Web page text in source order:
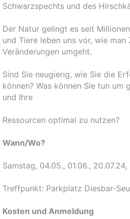
Schwarzspechts und des
Der Natur gelingt es seit
und Tiere leben uns vor, wie
Veränderungen umgeht.
Sind Sie neugierig, wie Sie die
können? Was können Sie tun um
und Ihre
Ressourcen optimal zu nutzen?
Wann/Wo?
Samstag, 04.05., 01.06.,
Treffpunkt: Parkplatz Diesbar-
Kosten und Anmeldung